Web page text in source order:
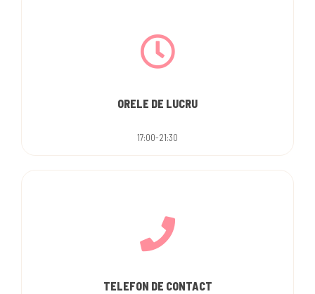
ORELE DE LUCRU
17:00-21:30
TELEFON DE CONTACT